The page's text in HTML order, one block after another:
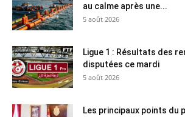
au calme après une...
5 août 2026
Ligue 1 : Résultats des
disputées ce mardi
5 août 2026
Les principaux points du